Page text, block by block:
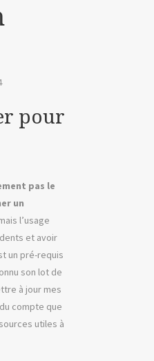
pour
pas le
un
l’usage
et avoir
un pré-requis
son lot de
à jour mes
compte que
utiles à